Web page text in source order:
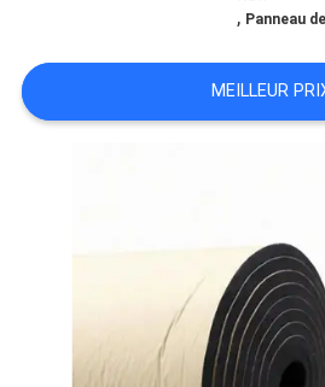
CITATION
POLICY
, Panneau
MEILLEUR